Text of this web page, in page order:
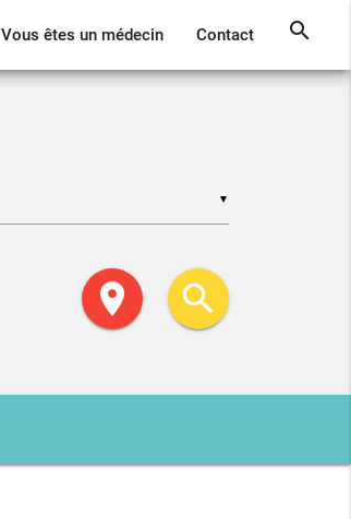
Vous êtes un médecin Contact search
▼
location_on search